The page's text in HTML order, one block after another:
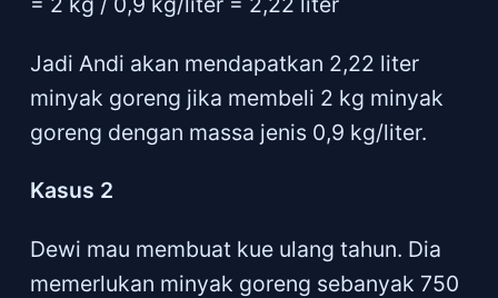
Jadi Andi akan mendapatkan 2,22 liter
minyak goreng jika membeli 2 kg minyak
goreng dengan massa jenis 0,9 kg/liter.
Kasus 2
Dewi mau membuat kue ulang tahun. Dia
memerlukan minyak goreng sebanyak 750